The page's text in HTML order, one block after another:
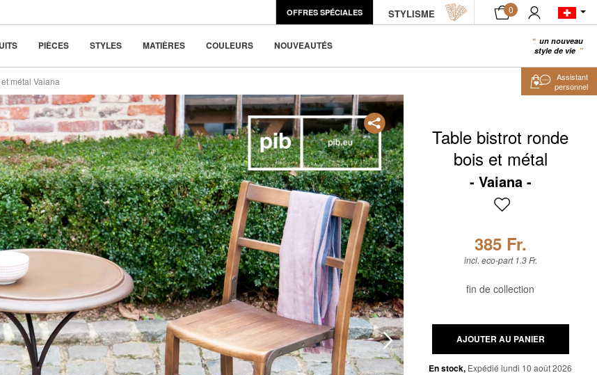
OFFRES SPÉCIALES STYLISME 0
dans la
PIÈCES STYLES MATIÈRES COULEURS NOUVEAUTÉS
un nouveau
style de vie
AJOUTER AU PANIER
métal Vaiana
Table bistrot ronde
bois et métal
Vaiana
385 Fr.
incl. eco-part 1.3 Fr.
fin de collection
AJOUTER AU PANIER
En stock, Expédié lundi 10 août 2026
Assistant
personnel